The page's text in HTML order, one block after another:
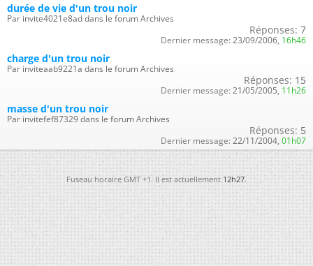
durée de vie d'un trou noir
Par invite4021e8ad dans le forum Archives
Réponses: 7
Dernier message: 23/09/2006, 16h46
charge d'un trou noir
Par inviteaab9221a dans le forum Archives
Réponses: 15
Dernier message: 21/05/2005, 11h26
masse d'un trou noir
Par invitefef87329 dans le forum Archives
Réponses: 5
Dernier message: 22/11/2004, 01h07
Fuseau horaire GMT +1. Il est actuellement12h27.